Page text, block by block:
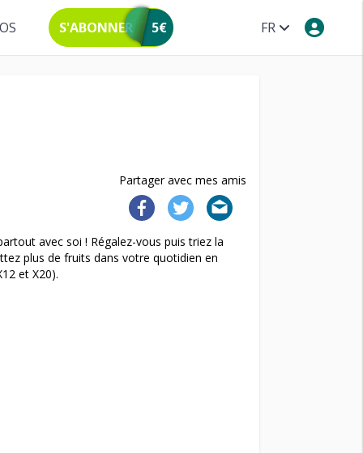
FR
S'ABONNER 5€
Partager avec mes amis
avec soi ! Régalez-vous puis triez la
plus de fruits dans votre quotidien en
et X20).